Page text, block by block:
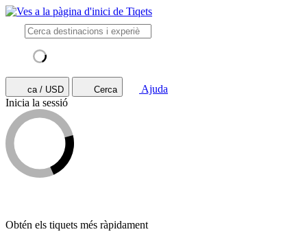
ca / USD Cerca
Ajuda
Inicia la sessió
Obtén els tiquets més ràpidament